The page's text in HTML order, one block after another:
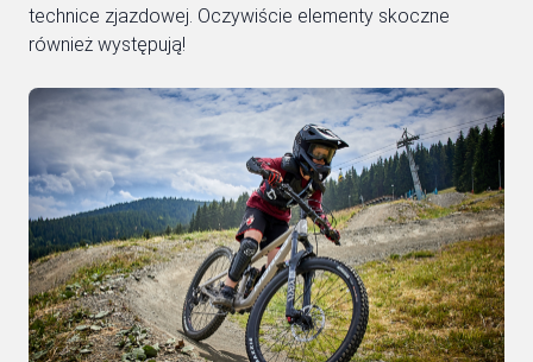
technice zjazdowej. Oczywiście elementy skoczne
również występują!